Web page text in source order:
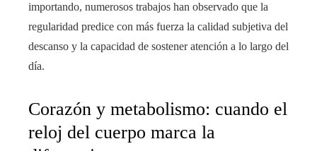
importando, numerosos trabajos han observado que la
regularidad predice con más fuerza la calidad subjetiva del
descanso y la capacidad de sostener atención a lo largo del
día.
Corazón y metabolismo: cuando el
reloj del cuerpo marca la